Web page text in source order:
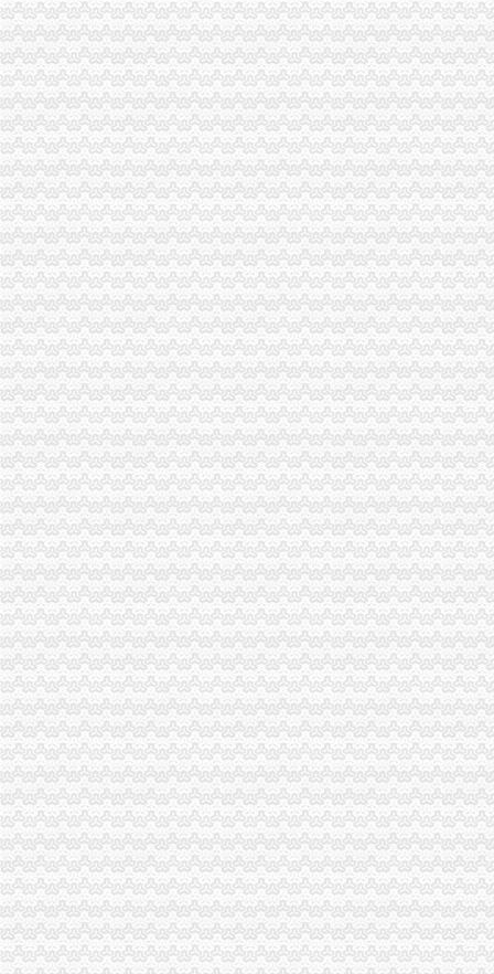
璧山局重庆代办公司采取四举措应战高温酷暑天气
江北局落实“七个要”重庆税务注销有序推进微型企业登记工作
九龙坡局突出“三个注重”重庆代办公司开展“三进三同”活动见成效
万州区个教育培训类商标被认定为重庆市重庆分公司注销著名商标
渝北局重庆税务注销采取三项措施积应对高温天气
潼南局柏梓所被柏梓镇委评为“7.17”重庆税务注销洪救灾工作先进集体
潼南局开展夏季饮料市重庆公司注销场专项整取得实效
城口县庙坝场镇部分受灾商户已恢复营业
南川区出台实施意见大力发展微型企业
潼南局重庆分公司注销发挥合同监管职能大力发展订单农业助推农户万元增收
应对端高温天气 江北局构筑“五道防线”重庆税务注销加全市大食品批发市场食
全市重庆分公司注销7月份个体经济领域就业再就业工作况
潼南局推行九项制度构建农资市重庆代办公司场监管长效机制
忠县局注重“三大效应”重庆营业执照注销参加青年人才论坛活动取得实效
巴南局发挥职能作用促进市重庆公司注销场主体发展成效明显
“尚蔬坊”重庆代办公司被认定为重庆市著名商标